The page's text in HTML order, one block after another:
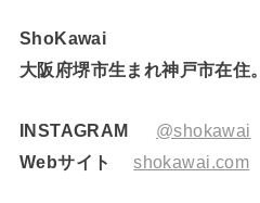
ShoKawai
大阪府堺市生まれ神戸市在住。
INSTAGRAM
@shokawai
Webサイト
shokawai.com